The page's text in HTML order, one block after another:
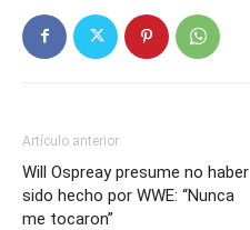
Artículo anterior
Will Ospreay presume no haber
sido hecho por WWE: “Nunca
me tocaron”